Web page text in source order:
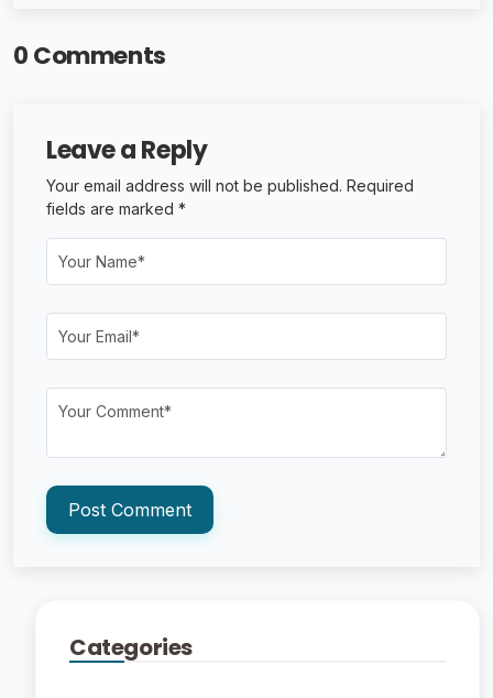
0 Comments
Leave a Reply
Your email address will not be published. Required
fields are marked *
Post Comment
Categories